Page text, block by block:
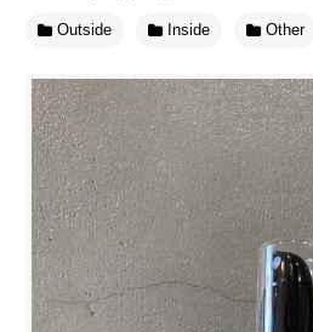
Outside Inside Other